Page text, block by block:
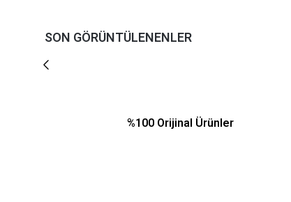
SON GÖRÜNTÜLENENLER
%100 Orijinal Ürünler